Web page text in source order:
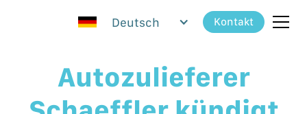
Deutsch Kontakt
Autozulieferer